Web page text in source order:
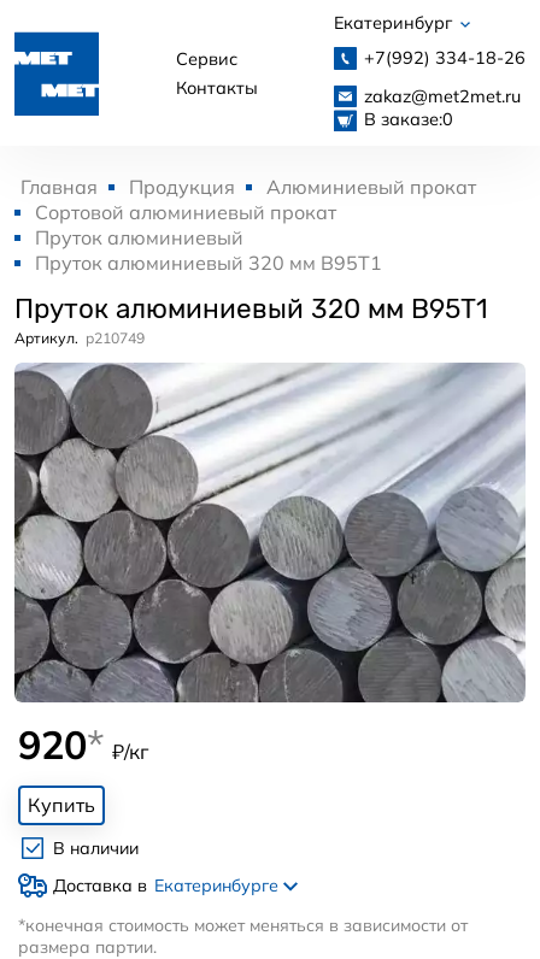
Сервис
Контакты
Екатеринбург
+7(992) 334-18-26
zakaz@met2met.ru
В заказе:0
Главная Продукция
Алюминиевый прокат
Сортовой алюминиевый прокат
Пруток алюминиевый
Пруток алюминиевый 320 мм В95Т1
Пруток алюминиевый 320 мм В95Т1
Артикул. p210749
920* ₽/кг
Купить
В наличии
Доставка в Екатеринбурге
*конечная стоимость может меняться в зависимости от
размера партии.